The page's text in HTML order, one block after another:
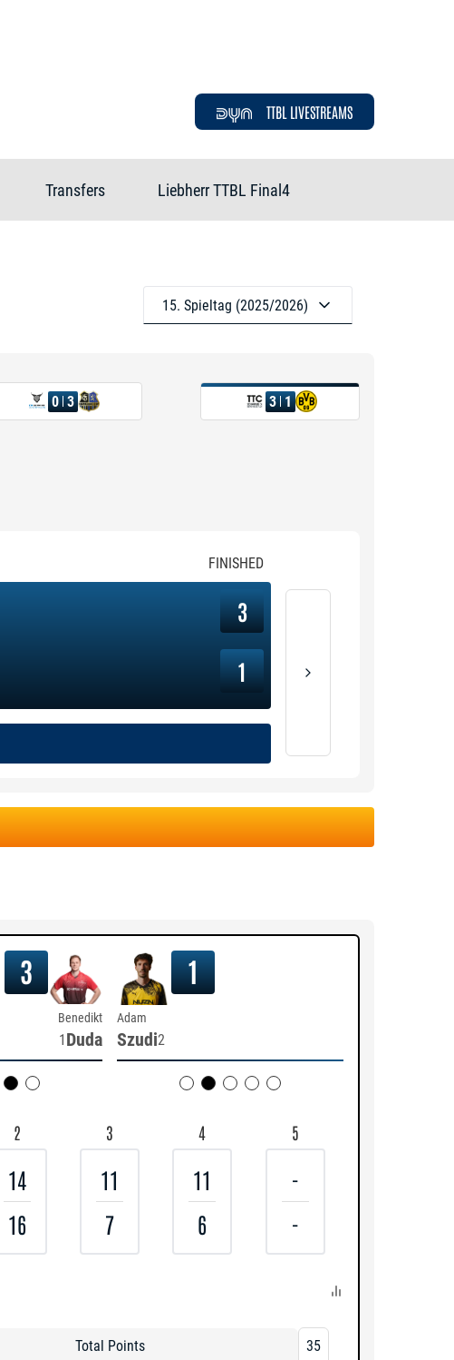
TTBL LIVESTREAMS
Transfers Liebherr TTBL Final4
15. Spieltag (2025/2026)
0 3 3 1
FINISHED
3
1
3
Benedikt
1 Duda
1
Adam
Szudi2
2
14
16
3
11
7
4
11
6
5
-
-
Total Points 35